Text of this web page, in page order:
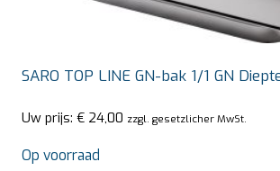
SARO TOP LINE GN-bak 1/1 GN
Uw prijs: € 24,00 zzgl. gesetzlicher MwSt.
Op voorraad